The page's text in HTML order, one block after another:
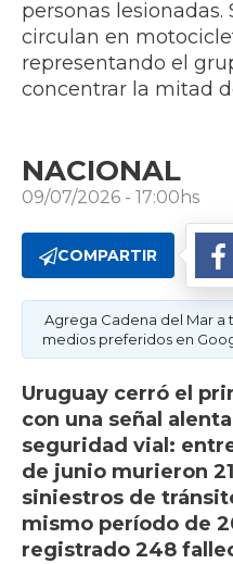
personas
circulan en
representando el
concentrar la mitad
NACIONAL
09/07/2026 - 17:00hs
COMPARTIR
Agrega Cadena del Mar a
medios preferidos en
Uruguay cerró el
con una señal
seguridad vial:
de junio murieron
siniestros de
mismo período de
registrado 248